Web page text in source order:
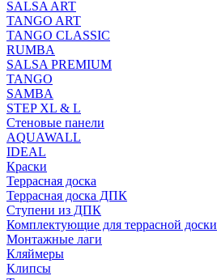
SALSA ART
TANGO ART
TANGO CLASSIC
RUMBA
SALSA PREMIUM
TANGO
SAMBA
STEP XL & L
Стеновые панели
AQUAWALL
IDEAL
Краски
Террасная доска
Террасная доска ДПК
Ступени из ДПК
Комплектующие для террасной доски
Монтажные лаги
Кляймеры
Клипсы